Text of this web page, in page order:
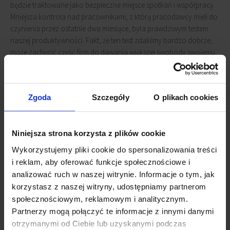
Zgoda Szczegóły O plikach cookies
Niniejsza strona korzysta z plików cookie
Wykorzystujemy pliki cookie do spersonalizowania treści
i reklam, aby oferować funkcje społecznościowe i
analizować ruch w naszej witrynie. Informacje o tym, jak
korzystasz z naszej witryny, udostępniamy partnerom
społecznościowym, reklamowym i analitycznym.
Partnerzy mogą połączyć te informacje z innymi danymi
otrzymanymi od Ciebie lub uzyskanymi podczas
będzie traktowane jako bezpieczne miejsce spotkań i współpracy.
Mniejsza kontrola nad pracownikami, z którą pracodawcy mieli do
czynienia przez ostatnie dwa miesiące, była prawdziwym testem
naszej produktywności. Fakt, że ten test zdaliśmy bardzo dobrze,
może zachęcić część firm do dawania większej swobody swojemu
To alternatywny scenariusz, który będzie prawdopodobny tak
przeciwko SARS-CoV-2. W tym scenariuszu możemy doświadczać
naprzemiennie wdrażania ścisłych restrykcji, a następnie ich
luzowania w cyklach. To z kolei wpłynie na nasze postrzeganie
ekosystemu środowiska pracy, w którym praca z biura dla wielu
nadal będzie stanowić pierwszy wybór, choć w nieco innym
modelu niż teraz.
„W tym scenariuszu możliwy jest wzrost zainteresowania biurami